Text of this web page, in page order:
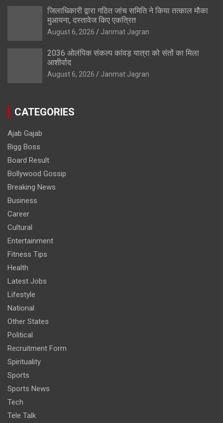
जिलाधिकारी द्वारा गठित जांच समिति ने किया तत्काल मौका
मुआयना, दस्तावेज किए एकत्रित
August 6, 2026 Janmat Jagran
2036 ओलंपिक संकल्प कांवड़ यात्रा को संतों का मिला
आशीर्वाद
August 6, 2026 Janmat Jagran
CATEGORIES
Ajab Gajab
Bigg Boss
Board Result
Bollywood Gossip
Breaking News
Business
Career
Cultural
Entertainment
Fitness Tips
Health
Latest Jobs
Lifestyle
National
Other States
Political
Recruitment Form
Spirituality
Sports
Sports News
Tech
Tele Talk